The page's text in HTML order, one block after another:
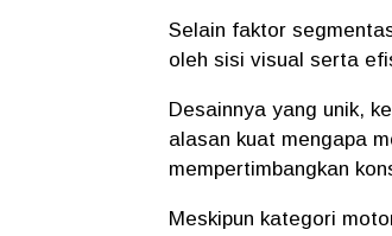
Selain faktor
oleh sisi visual serta
Desainnya yang unik,
alasan kuat mengapa
mempertimbangkan
Meskipun kategori